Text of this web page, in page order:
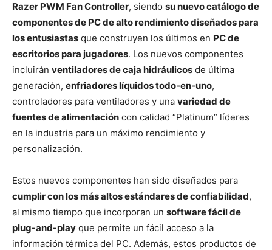
Razer PWM Fan Controller, siendo su nuevo catálogo de
componentes de PC de alto rendimiento diseñados para
los entusiastas que construyen los últimos en PC de
escritorios para jugadores. Los nuevos componentes
incluirán ventiladores de caja hidráulicos de última
generación, enfriadores líquidos todo-en-uno,
controladores para ventiladores y una variedad de
fuentes de alimentación con calidad “Platinum” líderes
en la industria para un máximo rendimiento y
personalización.
Estos nuevos componentes han sido diseñados para
cumplir con los más altos estándares de confiabilidad,
al mismo tiempo que incorporan un software fácil de
plug-and-play que permite un fácil acceso a la
información térmica del PC. Además, estos productos de